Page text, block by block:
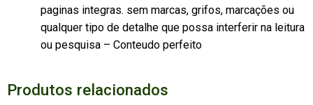
paginas integras. sem marcas, grifos, marcações ou
qualquer tipo de detalhe que possa interferir na leitura
ou pesquisa – Conteudo perfeito
Produtos relacionados